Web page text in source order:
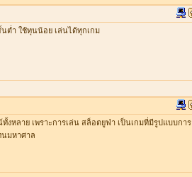
ต่ำ ใช้ทุนน้อย เล่นได้ทุกเกม
หลาย เพราะการเล่น สล็อตยูฟ่า เป็นเกมที่มีรูปแบบการ
นมหาศาล